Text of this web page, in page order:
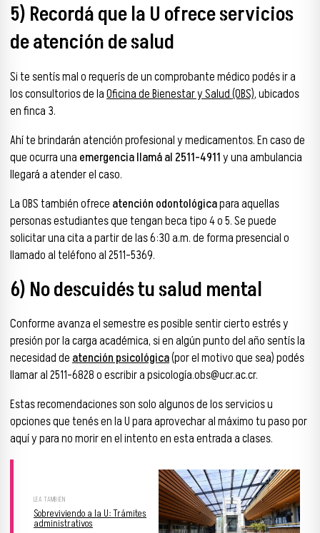
5) Recordá que la U ofrece servicios
de atención de salud
Si te sentís mal o requerís de un comprobante médico podés ir a
los consultorios de laOficina de Bienestar y Salud (OBS), ubicados
en finca 3.
Ahí te brindarán atención profesional y medicamentos. En caso de
que ocurra una emergencia llamá al 2511-4911y una ambulancia
llegará a atender el caso.
La OBS también ofrece atención odontológicapara aquellas
personas estudiantes que tengan beca tipo 4 o 5. Se puede
solicitar una cita a partir de las 6:30 a.m. de forma presencial o
llamado al teléfono al 2511-5369.
6) No descuidés tu salud mental
Conforme avanza el semestre es posible sentir cierto estrés y
presión por la carga académica, si en algún punto del año sentís la
necesidad deatención psicológica(por el motivo que sea) podés
llamar al 2511-6828 o escribir a psicología.obs@ucr.ac.cr.
Estas recomendaciones son solo algunos de los servicios u
opciones que tenés en la U para aprovechar al máximo tu paso por
aquí y para no morir en el intento en esta entrada a clases.
Sobreviviendo a la U: Trámites
administrativos